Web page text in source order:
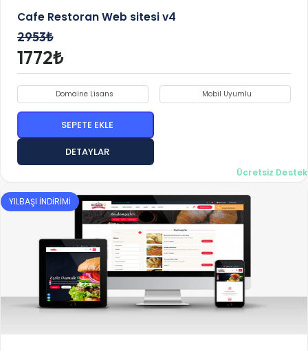
Cafe Restoran Web sitesi v4
2953₺
1772₺
Ücretsiz Destek
Domaine Lisans Mobil Uyumlu
SEPETE EKLE
DETAYLAR
YILBAŞI İNDİRİMİ